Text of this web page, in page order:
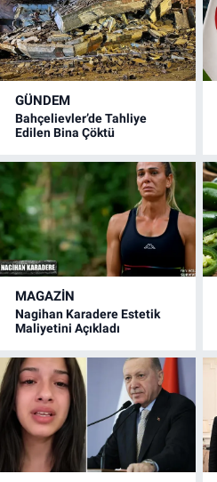
GÜNDEM
Bahçelievler’de Tahliye
Edilen Bina Çöktü
MAGAZİN
Nagihan Karadere Estetik
Maliyetini Açıkladı